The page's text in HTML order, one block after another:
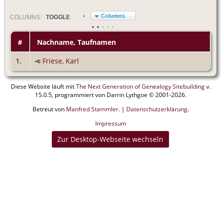
COLUMN S: TOGGLE Columns
#
Nachname, Taufnamen
1.
Friese, Karl
Diese Website läuft mitThe Next Generation of Genealogy Sitebuildingv.
15.0.5, programmiert von Darrin Lythgoe © 2001-2026.
Betreut von Manfred Stammler. | Datenschutzerklärung.
Impressum
Zur Desktop-Webseite wechseln